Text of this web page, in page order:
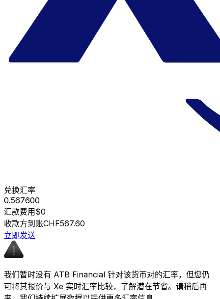
兑换汇率
0.567600
汇款费用$0
收款方到账CHF567.60
立即发送
我们暂时没有 ATB Financial 针对该货币对的汇率，但您仍
可将其报价与 Xe 实时汇率比较，了解潜在节省。请稍后再